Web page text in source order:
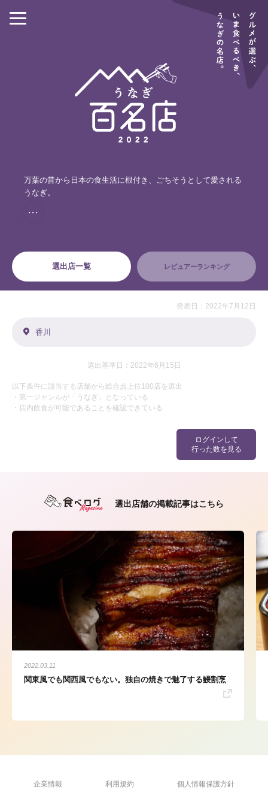
万葉の昔から日本の食生活に根付き、ごちそうとして愛される
うなぎ。
・・・
選出店一覧 レビュアーランキング
ログインして
行った数を見る
発表日：2022年7月12日
香川
選出基準日：2022年6月15日
以下条件に該当する店舗から総合点上位100店を選出
・第一ジャンルが「うなぎ」となっている
・店内飲食が可能であることを確認できている
選出店舗の掲載記事はこちら
2022.03.11
関東風でも関西風でもない。独自の焼きで魅了する鰻割烹
企業情報 利用規約 個人情報保護方針